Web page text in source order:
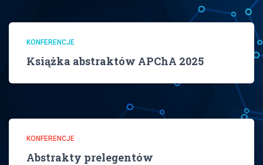
KONFERENCJE
Książka abstraktów APChA 2025
KONFERENCJE
Abstrakty prelegentów